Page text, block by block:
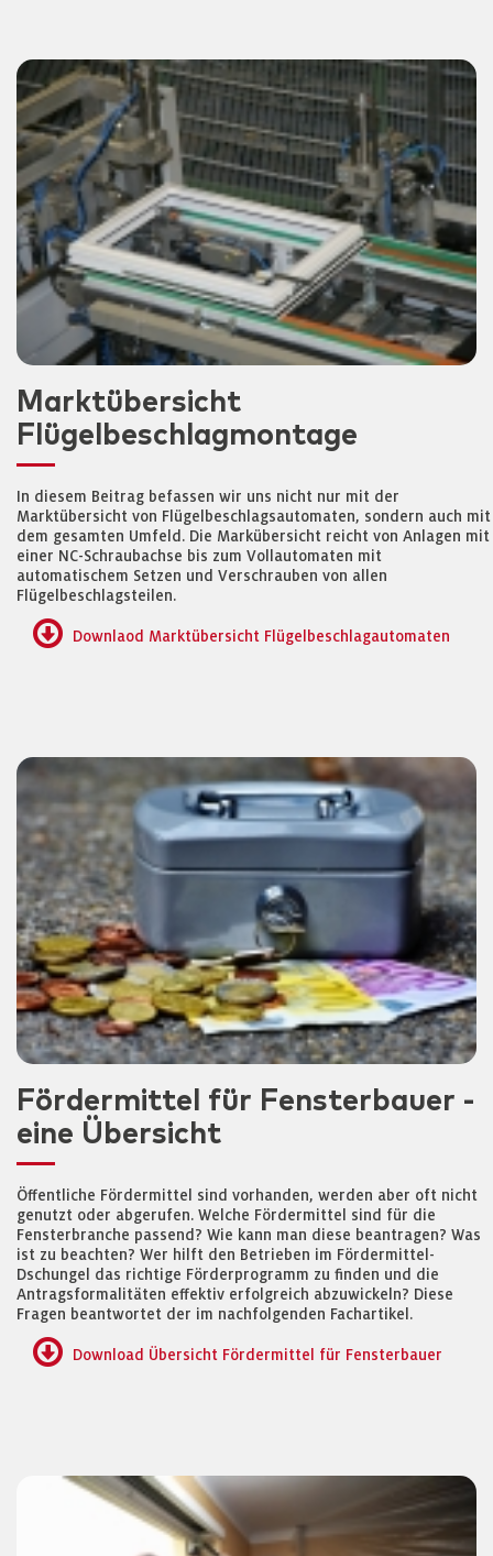
Marktübersicht
Flügelbeschlagmontage
In diesem Beitrag befassen wir uns nicht nur mit der
Marktübersicht von Flügelbeschlagsautomaten, sondern auch mit
dem gesamten Umfeld. Die Markübersicht reicht von Anlagen mit
einer NC-Schraubachse bis zum Vollautomaten mit
automatischem Setzen und Verschrauben von allen
Flügelbeschlagsteilen.
Downlaod Marktübersicht Flügelbeschlagautomaten
Fördermittel für Fensterbauer -
eine Übersicht
Öffentliche Fördermittel sind vorhanden, werden aber oft nicht
genutzt oder abgerufen. Welche Fördermittel sind für die
Fensterbranche passend? Wie kann man diese beantragen? Was
ist zu beachten? Wer hilft den Betrieben im Fördermittel-
Dschungel das richtige Förderprogramm zu finden und die
Antragsformalitäten effektiv erfolgreich abzuwickeln? Diese
Fragen beantwortet der im nachfolgenden Fachartikel.
Download Übersicht Fördermittel für Fensterbauer